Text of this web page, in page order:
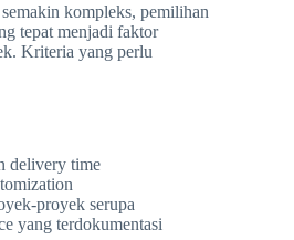
kompleks, pemilihan
tepat menjadi faktor
Kriteria yang perlu
delivery time
proyek serupa
yang terdokumentasi